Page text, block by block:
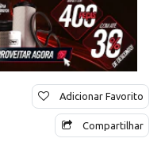
Adicionar Favorito
Compartilhar